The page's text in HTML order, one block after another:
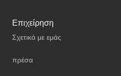
Επιχείρηση
Σχετικά με εμάς
πρέσα